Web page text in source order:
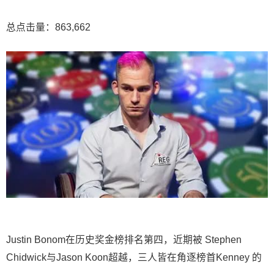
总点击量：863,662
Justin Bonom在历史奖金榜排名第四，近期被 Stephen
Chidwick与Jason Koon超越，三人皆在角逐榜首Kenney 的